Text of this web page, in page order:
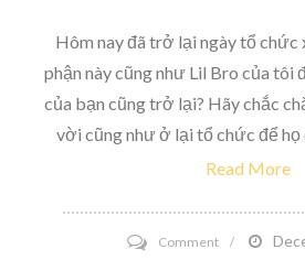
Blue
Apron
mà
bạn
Hôm nay đã trở lại ngày tổ chức
phận này cũng như Lil Bro của tôi
của bạn cũng trở lại? Hãy chắc
vời cũng như ở lại tổ chức để
Read More
Commenton